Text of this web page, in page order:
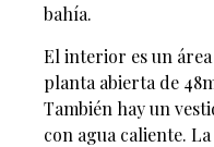
bahía.
El interior es un
planta abierta de
También hay un
con agua caliente.